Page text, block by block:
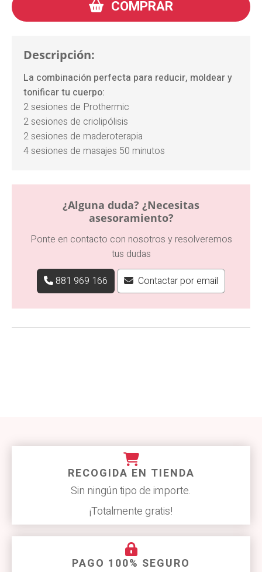
COMPRAR
Descripción:
La combinación perfecta para reducir, moldear y
tonificar tu cuerpo:
2 sesiones de Prothermic
2 sesiones de criolipólisis
2 sesiones de maderoterapia
4 sesiones de masajes 50 minutos
¿Alguna duda? ¿Necesitas
asesoramiento?
Ponte en contacto con nosotros y resolveremos
tus dudas
881 969 166
Contactar por email
RECOGIDA EN TIENDA
Sin ningún tipo de importe.
¡Totalmente gratis!
PAGO 100% SEGURO